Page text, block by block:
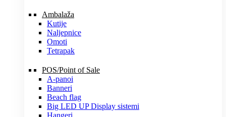
Ambalaža
Kutije
Naljepnice
Omoti
Tetrapak
POS/Point of Sale
A-panoi
Banneri
Beach flag
Big LED UP Display sistemi
Hangeri